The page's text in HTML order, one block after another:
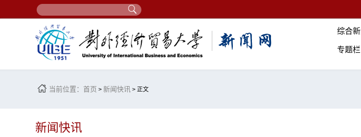
综合新
专题栏
当前位置： 首页 > 新闻快讯 > 正文
新闻快讯